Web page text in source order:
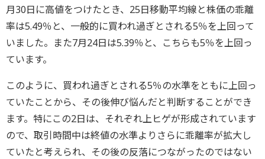
月30日に高値をつけたとき、25日移動平均線と株価の乖離
率は5.49％と、一般的に買われ過ぎとされる5％を上回って
いました。また7月24日は5.39％と、こちらも5％を上回っ
ています。
このように、買われ過ぎとされる5％の水準をともに上回っ
ていたことから、その後伸び悩んだと判断することができ
ます。特にこの2日は、それぞれ上ヒゲが形成されています
ので、取引時間中は終値の水準よりさらに乖離率が拡大し
ていたと考えられ、その後の反落につながったのではない